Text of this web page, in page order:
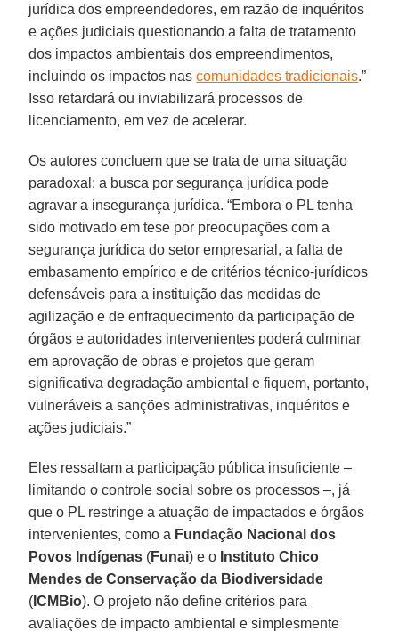
jurídica dos empreendedores, em razão de inquéritos
e ações judiciais questionando a falta de tratamento
dos impactos ambientais dos empreendimentos,
incluindo os impactos nascomunidades tradicionais.”
Isso retardará ou inviabilizará processos de
licenciamento, em vez de acelerar.
Os autores concluem que se trata de uma situação
paradoxal: a busca por segurança jurídica pode
agravar a insegurança jurídica. “Embora o PL tenha
sido motivado em tese por preocupações com a
segurança jurídica do setor empresarial, a falta de
embasamento empírico e de critérios técnico-jurídicos
defensáveis para a instituição das medidas de
agilização e de enfraquecimento da participação de
órgãos e autoridades intervenientes poderá culminar
em aprovação de obras e projetos que geram
significativa degradação ambiental e fiquem, portanto,
vulneráveis a sanções administrativas, inquéritos e
ações judiciais.”
Eles ressaltam a participação pública insuficiente –
limitando o controle social sobre os processos –, já
que o PL restringe a atuação de impactados e órgãos
intervenientes, como a Fundação Nacional dos
Povos Indígenas (Funai) e o Instituto Chico
Mendes de Conservação da Biodiversidade
( ICMBio). O projeto não define critérios para
avaliações de impacto ambiental e simplesmente